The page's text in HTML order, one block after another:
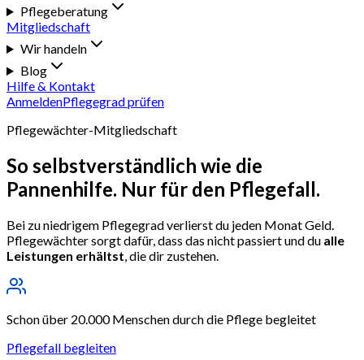
Pflegeberatung
Mitgliedschaft
Wir handeln
Blog
Hilfe & Kontakt
AnmeldenPflegegrad prüfen
Pflegewächter-Mitgliedschaft
So selbstverständlich wie die
Pannenhilfe. Nur für den Pflegefall.
Bei zu niedrigem Pflegegrad verlierst du jeden Monat Geld.
Pflegewächter sorgt dafür, dass das nicht passiert und du alle
Leistungen erhältst, die dir zustehen.
Schon über 20.000 Menschen durch die Pflege begleitet
Pflegefall begleiten